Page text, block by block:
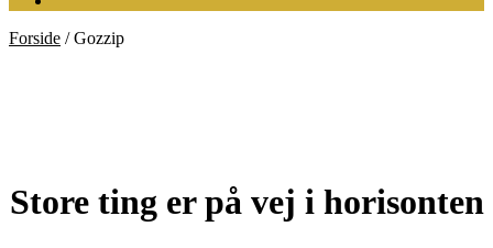
Forside /Gozzip
Store ting er på vej i horisonten